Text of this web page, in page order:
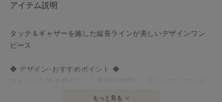
アイテム説明
タック＆ギャザーを施した縦長ラインが美しいデザインワン
ピース
◆ デザイン･おすすめポイント ◆
もっと見る